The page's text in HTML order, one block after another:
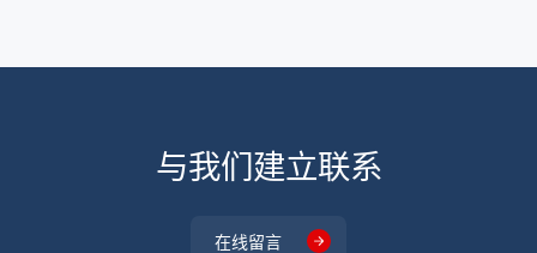
与我们建立联系
在线留言